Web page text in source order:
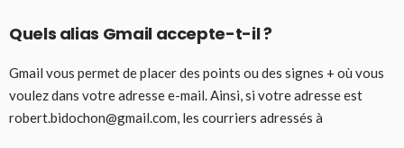
Quels alias Gmail accepte-t-il ?
Gmail vous permet de placer des points ou des signes + où vous
voulez dans votre adresse e-mail. Ainsi, si votre adresse est
robert.bidochon@gmail.com, les courriers adressés à